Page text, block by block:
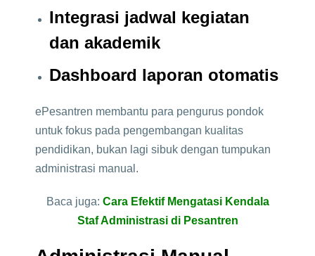
Integrasi jadwal kegiatan
dan akademik
Dashboard laporan otomatis
ePesantren membantu para pengurus pondok
untuk fokus pada pengembangan kualitas
pendidikan, bukan lagi sibuk dengan tumpukan
administrasi manual.
Baca juga: Cara Efektif Mengatasi Kendala
Staf Administrasi di Pesantren